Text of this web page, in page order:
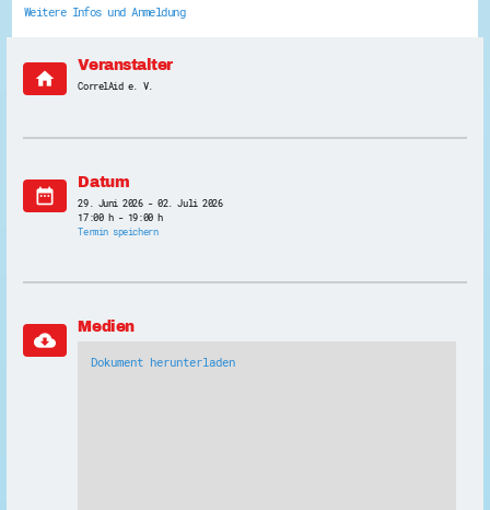
Weitere Infos und Anmeldung
home
Veranstalter
CorrelAid e. V.
date_range
Datum
29. Juni 2026 - 02. Juli 2026
17:00 h - 19:00 h
Termin speichern
cloud_download
Medien
Dokument herunterladen